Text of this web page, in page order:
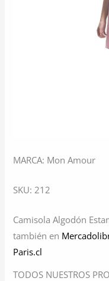
MARCA: Mon Amour
SKU: 212
Camisola Algodón
también en
Paris.cl
TODOS NUESTROS